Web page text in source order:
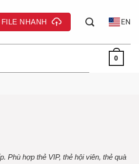
NHANH EN
0
Phù hợp thẻ VIP, thẻ hội viên, thẻ quà